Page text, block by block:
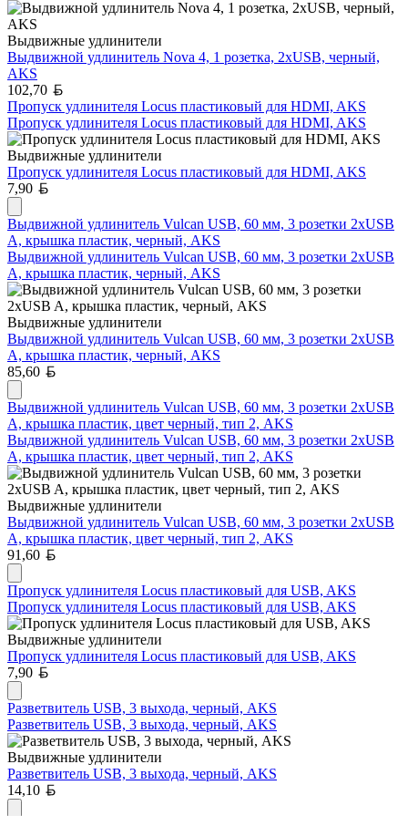
Выдвижные удлинители
Выдвижной удлинитель Nova 4, 1 розетка, 2xUSB, черный,
AKS
102,70
Пропуск удлинителя Locus пластиковый для HDMI, AKS
Пропуск удлинителя Locus пластиковый для HDMI, AKS
Выдвижные удлинители
Пропуск удлинителя Locus пластиковый для HDMI, AKS
7,90
Выдвижной удлинитель Vulcan USB, 60 мм, 3 розетки 2xUSB
A, крышка пластик, черный, AKS
Выдвижной удлинитель Vulcan USB, 60 мм, 3 розетки 2xUSB
A, крышка пластик, черный, AKS
Выдвижные удлинители
Выдвижной удлинитель Vulcan USB, 60 мм, 3 розетки 2xUSB
A, крышка пластик, черный, AKS
85,60
Выдвижной удлинитель Vulcan USB, 60 мм, 3 розетки 2xUSB
A, крышка пластик, цвет черный, тип 2, AKS
Выдвижной удлинитель Vulcan USB, 60 мм, 3 розетки 2xUSB
A, крышка пластик, цвет черный, тип 2, AKS
Выдвижные удлинители
Выдвижной удлинитель Vulcan USB, 60 мм, 3 розетки 2xUSB
A, крышка пластик, цвет черный, тип 2, AKS
91,60
Пропуск удлинителя Locus пластиковый для USB, AKS
Пропуск удлинителя Locus пластиковый для USB, AKS
Выдвижные удлинители
Пропуск удлинителя Locus пластиковый для USB, AKS
7,90
Разветвитель USB, 3 выхода, черный, AKS
Разветвитель USB, 3 выхода, черный, AKS
Выдвижные удлинители
Разветвитель USB, 3 выхода, черный, AKS
14,10